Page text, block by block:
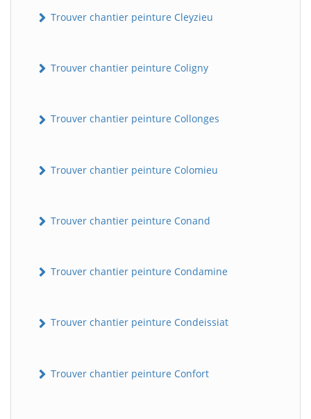
Trouver chantier peinture Cleyzieu
Trouver chantier peinture Coligny
Trouver chantier peinture Collonges
Trouver chantier peinture Colomieu
Trouver chantier peinture Conand
Trouver chantier peinture Condamine
Trouver chantier peinture Condeissiat
Trouver chantier peinture Confort
B BatiWebPro